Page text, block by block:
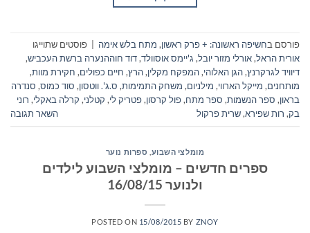
פורסם בחשיפה ראשונה: + פרק ראשון, מתח בלש אימה
פוסטים שתוייגו
אורית הראל,אורלי מזור יובל, ג'יימס אוסוולד,דוד חוההנערה ברשת העכביש,
דיוויד לגרקרנץ,הגן האלוהי,המפקח מקלין,הרץ, חיים כפולים, חקירת מוות,
מותחנים, מייקל הארווי, מילניום, משחק התמימות, ס.ג'. ווטסון, סוד כמוס, סנדרה
בראון, ספר הנשמות, ספר מתח,פול קרסון,פטריק לי, קטלני, קרלה באקלי, רוני
בק, רות שפירא,שרית פרקול השאר תגובה
מומלצי השבוע ספרות נוער
ספרים חדשים – מומלצי השבוע לילדים
ולנוער 16/08/15
POSTED ON 15/08/2015 BY ZNOY